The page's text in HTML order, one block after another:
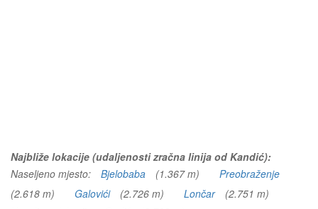
Najbliže lokacije (udaljenosti zračna linija od Kandić):
Naseljeno mjesto:
Bjelobaba (1.367 m)
Preobraženje
(2.618 m)
Galovići (2.726 m) Lončar
(2.751 m)